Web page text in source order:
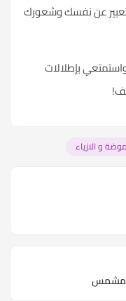
عن نفسك وشعورك
بإطلالات
و الازياء
ومشمس